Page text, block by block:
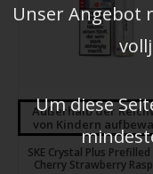
Außerhalb der
von Kindern
SKE Crystal Plus
Cherry Strawberry
Unser Angebot
Um diese